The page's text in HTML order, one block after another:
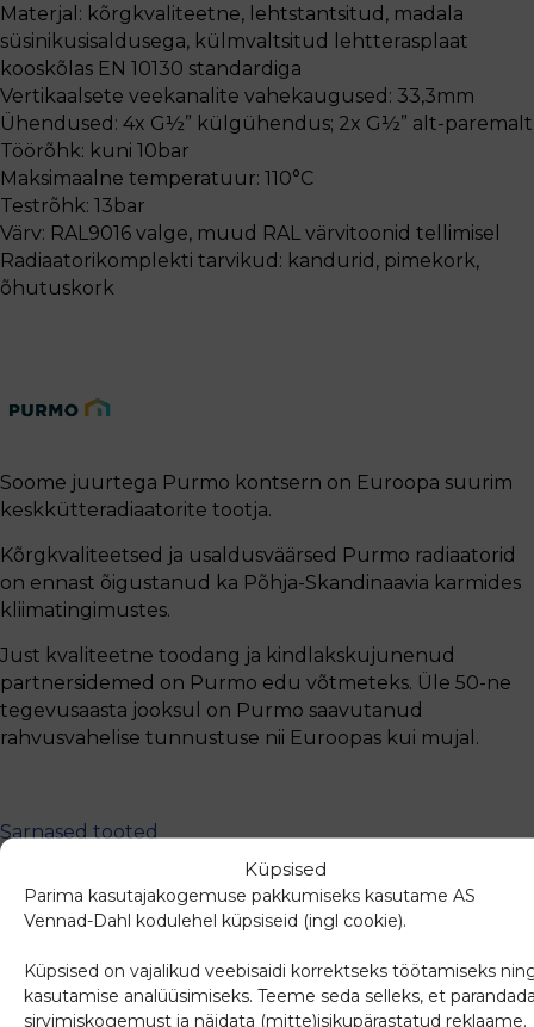
Küpsised
Parima kasutajakogemuse pakkumiseks kasutame AS
Vennad-Dahl kodulehel küpsiseid (ingl cookie).
Küpsised on vajalikud veebisaidi korrektseks töötamiseks
kasutamise analüüsimiseks. Teeme seda selleks, et
sirvimiskogemust ja näidata (mitte)isikupärastatud reklaame.
Materjal: kõrgkvaliteetne, lehtstantsitud, madala
süsinikusisaldusega, külmvaltsitud lehtterasplaat
kooskõlas EN 10130 standardiga
Vertikaalsete veekanalite vahekaugused: 33,3mm
Ühendused: 4x G½” külgühendus; 2x G½” alt-paremalt
Töörõhk: kuni 10bar
Maksimaalne temperatuur: 110°C
Testrõhk: 13bar
Värv: RAL9016 valge, muud RAL värvitoonid tellimisel
Radiaatorikomplekti tarvikud: kandurid, pimekork,
õhutuskork
Soome juurtega Purmo kontsern on Euroopa suurim
keskkütteradiaatorite tootja.
Kõrgkvaliteetsed ja usaldusväärsed Purmo radiaatorid
on ennast õigustanud ka Põhja-Skandinaavia karmides
kliimatingimustes.
Just kvaliteetne toodang ja kindlakskujunenud
partnersidemed on Purmo edu võtmeteks. Üle 50-ne
tegevusaasta jooksul on Purmo saavutanud
rahvusvahelise tunnustuse nii Euroopas kui mujal.
Sarnased tooted